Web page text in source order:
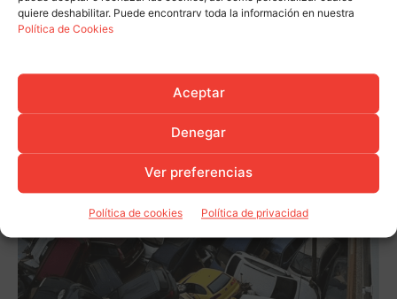
quiere deshabilitar. Puede encontrarv toda la información en nuestra
Política de Cookies
Aceptar
Denegar
Ver preferencias
Política de cookies Política de privacidad